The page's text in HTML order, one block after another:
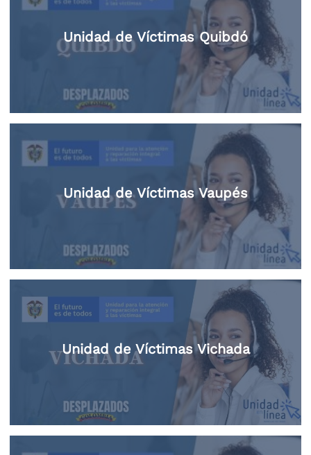
Unidad de Víctimas Quibdó
Unidad de Víctimas Vaupés
Unidad de Víctimas Vichada